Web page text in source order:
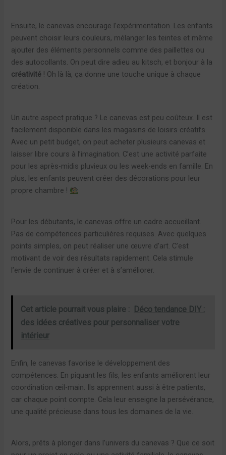
Ensuite, le canevas encourage l’expérimentation. Les enfants
peuvent choisir leurs couleurs, mélanger les teintes et même
ajouter des éléments personnels comme des paillettes ou
des autocollants. On peut dire adieu au kitsch, et bonjour à la
créativité ! Oh là là, ça donne une touche unique à chaque
création.
Un autre aspect pratique ? Le canevas est peu coûteux. Il est
facilement disponible dans les magasins de loisirs créatifs.
Avec un petit budget, on peut acheter plusieurs canevas et
laisser libre cours à l’imagination. C’est une activité parfaite
pour les après-midis pluvieux ou les week-ends en famille. En
plus, les enfants peuvent créer des décorations pour leur
propre chambre !
Pour les débutants, le canevas offre un cadre accueillant.
Pas de compétences particulières requises. Avec quelques
points simples, on peut réaliser une œuvre d’art. C’est
motivant de voir des résultats rapidement. Cela stimule
l’envie de continuer à créer et à s’améliorer.
Cet article pourrait vous plaire :
Déco tendance DIY :
des idées créatives pour personnaliser votre
intérieur
Enfin, le canevas favorise le développement des
compétences. En piquant les fils, les enfants améliorent leur
coordination œil-main. Ils apprennent aussi à être patients,
car chaque point compte. Cela leur enseigne la persévérance,
une qualité précieuse dans tous les domaines de la vie.
Alors, prêts à plonger dans l’univers du canevas ? Que ce soit